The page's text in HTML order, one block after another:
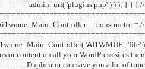
// = All app initialization is
$main_controller
If you install the same